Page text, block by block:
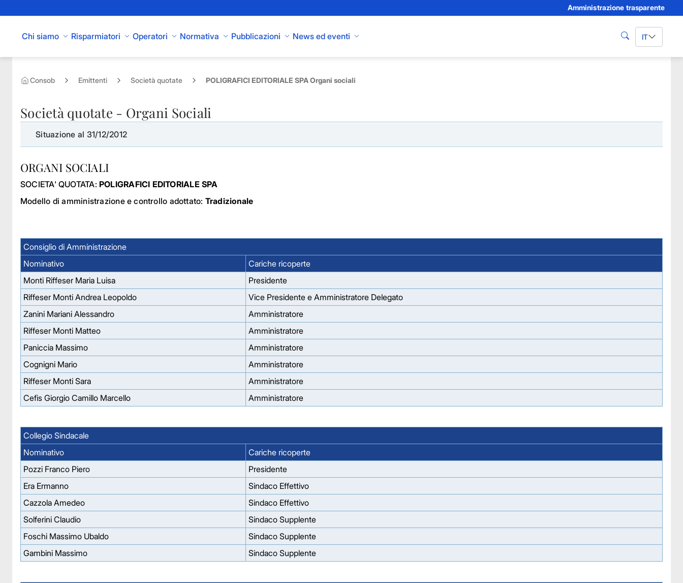
Amministrazione trasparente
Chi siamo Risparmiatori Operatori Normativa Pubblicazioni News ed eventi cerca IT
Consob Emittenti Società quotate POLIGRAFICI EDITORIALE SPA Organi sociali
Società quotate - Organi Sociali
Situazione al 31/12/2012
ORGANI SOCIALI
SOCIETA' QUOTATA: POLIGRAFICI EDITORIALE SPA
Modello di amministrazione e controllo adottato: Tradizionale
Consiglio di Amministrazione
Nominativo
Cariche ricoperte
Monti Riffeser Maria Luisa
Presidente
Riffeser Monti Andrea Leopoldo
Vice Presidente e Amministratore Delegato
Zanini Mariani Alessandro
Amministratore
Riffeser Monti Matteo
Amministratore
Paniccia Massimo
Amministratore
Cognigni Mario
Amministratore
Riffeser Monti Sara
Amministratore
Cefis Giorgio Camillo Marcello
Amministratore
Collegio Sindacale
Nominativo
Cariche ricoperte
Pozzi Franco Piero
Presidente
Era Ermanno
Sindaco Effettivo
Cazzola Amedeo
Sindaco Effettivo
Solferini Claudio
Sindaco Supplente
Foschi Massimo Ubaldo
Sindaco Supplente
Gambini Massimo
Sindaco Supplente